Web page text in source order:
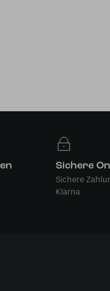
Sichere
Sichere
Klarna